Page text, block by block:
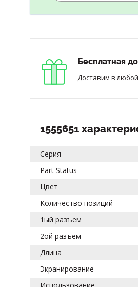
Бесплатная
Доставим в
1555651
Серия
Part Status
Цвет
Количество позиций
1ый разъем
2ой разъем
Длина
Экранирование